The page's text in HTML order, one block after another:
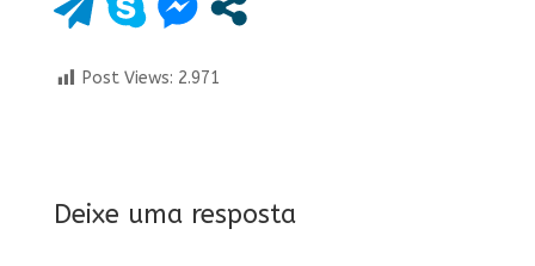
Post Views: 2.971
Deixe uma resposta